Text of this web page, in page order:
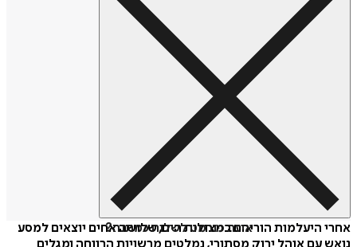
איזה פורמט לשלוח כמתנה?
אחרי היעלמות הוריהם במצולות הים, שלושה אחים יוצאים למסע
נואש עם אוהל ירוק מסתורי, נמלטים מרשויות הרווחה ומגלים